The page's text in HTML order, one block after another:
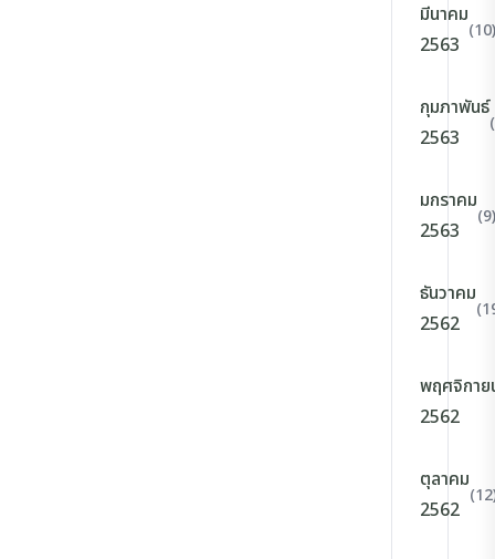
มีนาคม
2563
(10)
กุมภาพันธ์
2563
มกราคม
2563
(9)
ธันวาคม
2562
พฤศจิกาย
2562
ตุลาคม
2562